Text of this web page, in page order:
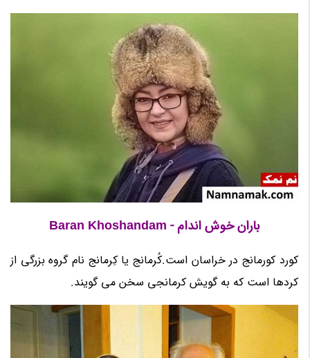
باران خوش اندام - Baran Khoshandam
کورد کورمانج در خراسان است.کُرمانج یا کِرمانج نام گروه بزرگی از
کردها است که به گویش کرمانجی سخن می گویند.